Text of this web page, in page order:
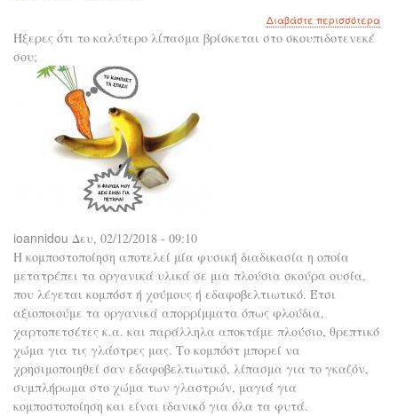
Διαβάστε περισσότεραγια
Ήξερες ότι το καλύτερο λίπασμα βρίσκεται στο σκουπιδοτενεκέ
σου;
ioannidou Δευ, 02/12/2018 - 09:10
Η κομποστοποίηση αποτελεί μία φυσική διαδικασία η οποία
μετατρέπει τα οργανικά υλικά σε μια πλούσια σκούρα ουσία,
που λέγεται κομπόστ ή χούμους ή εδαφοβελτιωτικό. Έτσι
αξιοποιούμε τα οργανικά απορρίμματα όπως φλούδια,
χαρτοπετσέτες κ.α. και παράλληλα αποκτάμε πλούσιο, θρεπτικό
χώμα για τις γλάστρες μας. Το κομπόστ μπορεί να
χρησιμοποιηθεί σαν εδαφοβελτιωτικό, λίπασμα για το γκαζόν,
συμπλήρωμα στο χώμα των γλαστρών, μαγιά για
κομποστοποίηση και είναι ιδανικό για όλα τα φυτά.